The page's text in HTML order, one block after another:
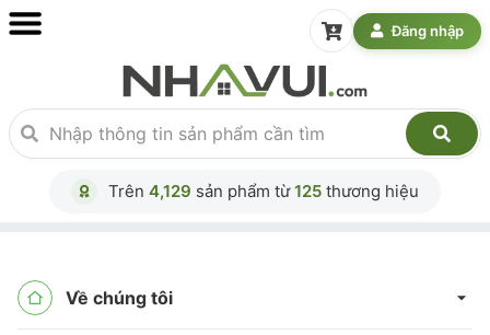
Đăng nhập
Trên 4,129 sản phẩm từ125 thương hiệu
Về chúng tôi